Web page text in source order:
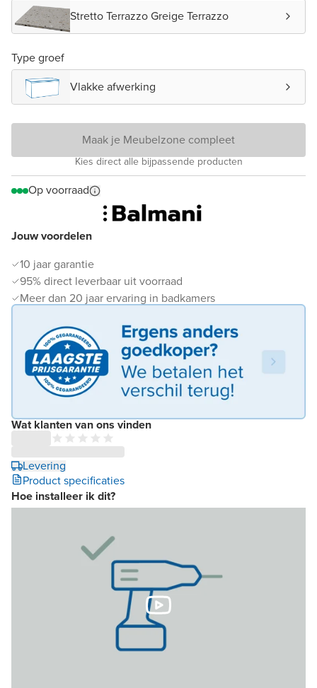
Jouw voordelen
10 jaar garantie
95% direct leverbaar uit voorraad
Meer dan 20 jaar ervaring in badkamers
Wat klanten van ons vinden
Levering
Product specificaties
Hoe installeer ik dit?
Stretto Terrazzo Greige Terrazzo
Type groef
Vlakke afwerking
Maak je Meubelzone compleet
Kies direct alle bijpassende producten
Op voorraad